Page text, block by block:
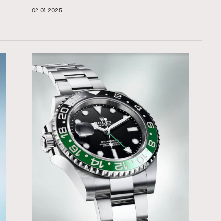
TRENDING
EmpowerF
FigaroAesthetic
02.01.2025